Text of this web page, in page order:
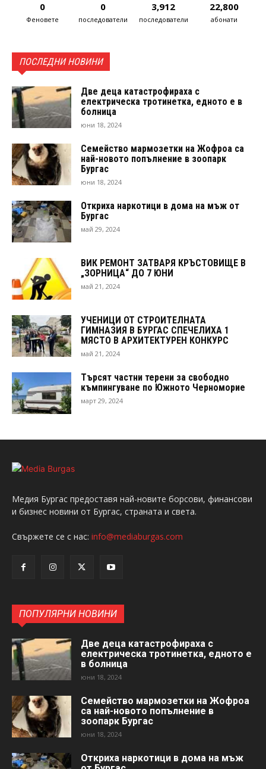
0
Феновете
0
последователи
3,912
последователи
22,800
абонати
ПОСЛЕДНИ НОВИНИ
Две деца катастрофираха с
електрическа тротинетка, едното е в
болница
юни 18, 2024
Семейство мармозетки на Жофроа са
най-новото попълнение в зоопарк
Бургас
юни 18, 2024
Откриха наркотици в дома на мъж от
Бургас
май 29, 2024
ВИК РЕМОНТ ЗАТВАРЯ КРЪСТОВИЩЕ В
„ЗОРНИЦА“ ДО 7 ЮНИ
май 21, 2024
УЧЕНИЦИ ОТ СТРОИТЕЛНАТА
ГИМНАЗИЯ В БУРГАС СПЕЧЕЛИХА 1
МЯСТО В АРХИТЕКТУРЕН КОНКУРС
май 21, 2024
Търсят частни терени за свободно
къмпингуване по Южното Черноморие
март 29, 2024
Медия Бургас предоставя най-новите борсови, финансови
и бизнес новини от Бургас, страната и света.
Свържете се с нас: info@mediaburgas.com
ПОПУЛЯРНИ НОВИНИ
Две деца катастрофираха с
електрическа тротинетка, едното е
в болница
юни 18, 2024
Семейство мармозетки на Жофроа
са най-новото попълнение в
зоопарк Бургас
юни 18, 2024
Откриха наркотици в дома на мъж